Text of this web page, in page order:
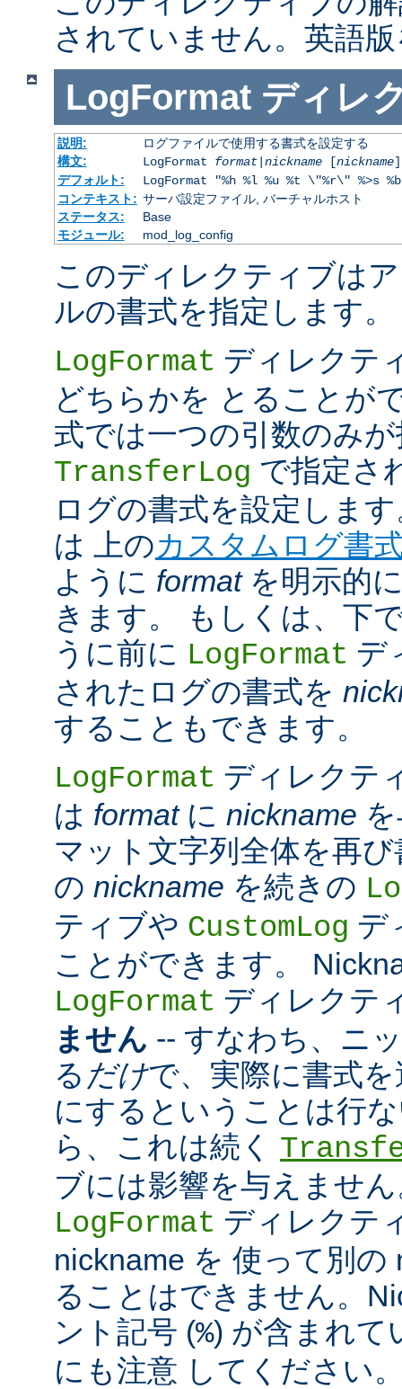
されていません。英語
LogFormat ディレ
説明:
ログファイルで使用する書式を設定する
構文:
LogFormat format| nickname[nickname]
デフォルト:
LogFormat "%h %l %u %t \"%r\" %>s
コンテキスト: サーバ設定ファイル, バーチャルホスト
ステータス:
Base
モジュール:
mod_log_config
このディレクティブは
ルの書式を指定します。
LogFormat ディレクテ
どちらかを とることが
式では一つの引数のみ
TransferLog で指定さ
ログの書式を設定しま
は 上のカスタムログ書
ように formatを明示的
きます。 もしくは、下
うに前に LogFormat デ
されたログの書式を
することもできます。
LogFormat ディレクテ
は formatに nickname
マット文字列全体を再
の nickname を続きの
ティブや CustomLog デ
ことができます。
LogFormat ディレクテ
ません -- すなわち、ニ
る だけで、実際に書式
にするということは行
ら、これは続く
ブには影響を与えませ
LogFormat ディレクテ
nickname を 使って別の
ることはできません。
ント記号 (%) が含まれて
にも注意 してください